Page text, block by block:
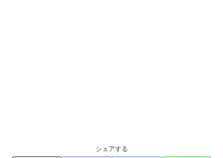
シェアする